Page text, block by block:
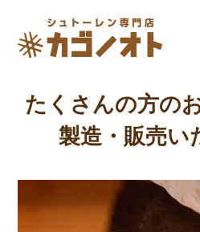
たくさんの方の
製造・販売い